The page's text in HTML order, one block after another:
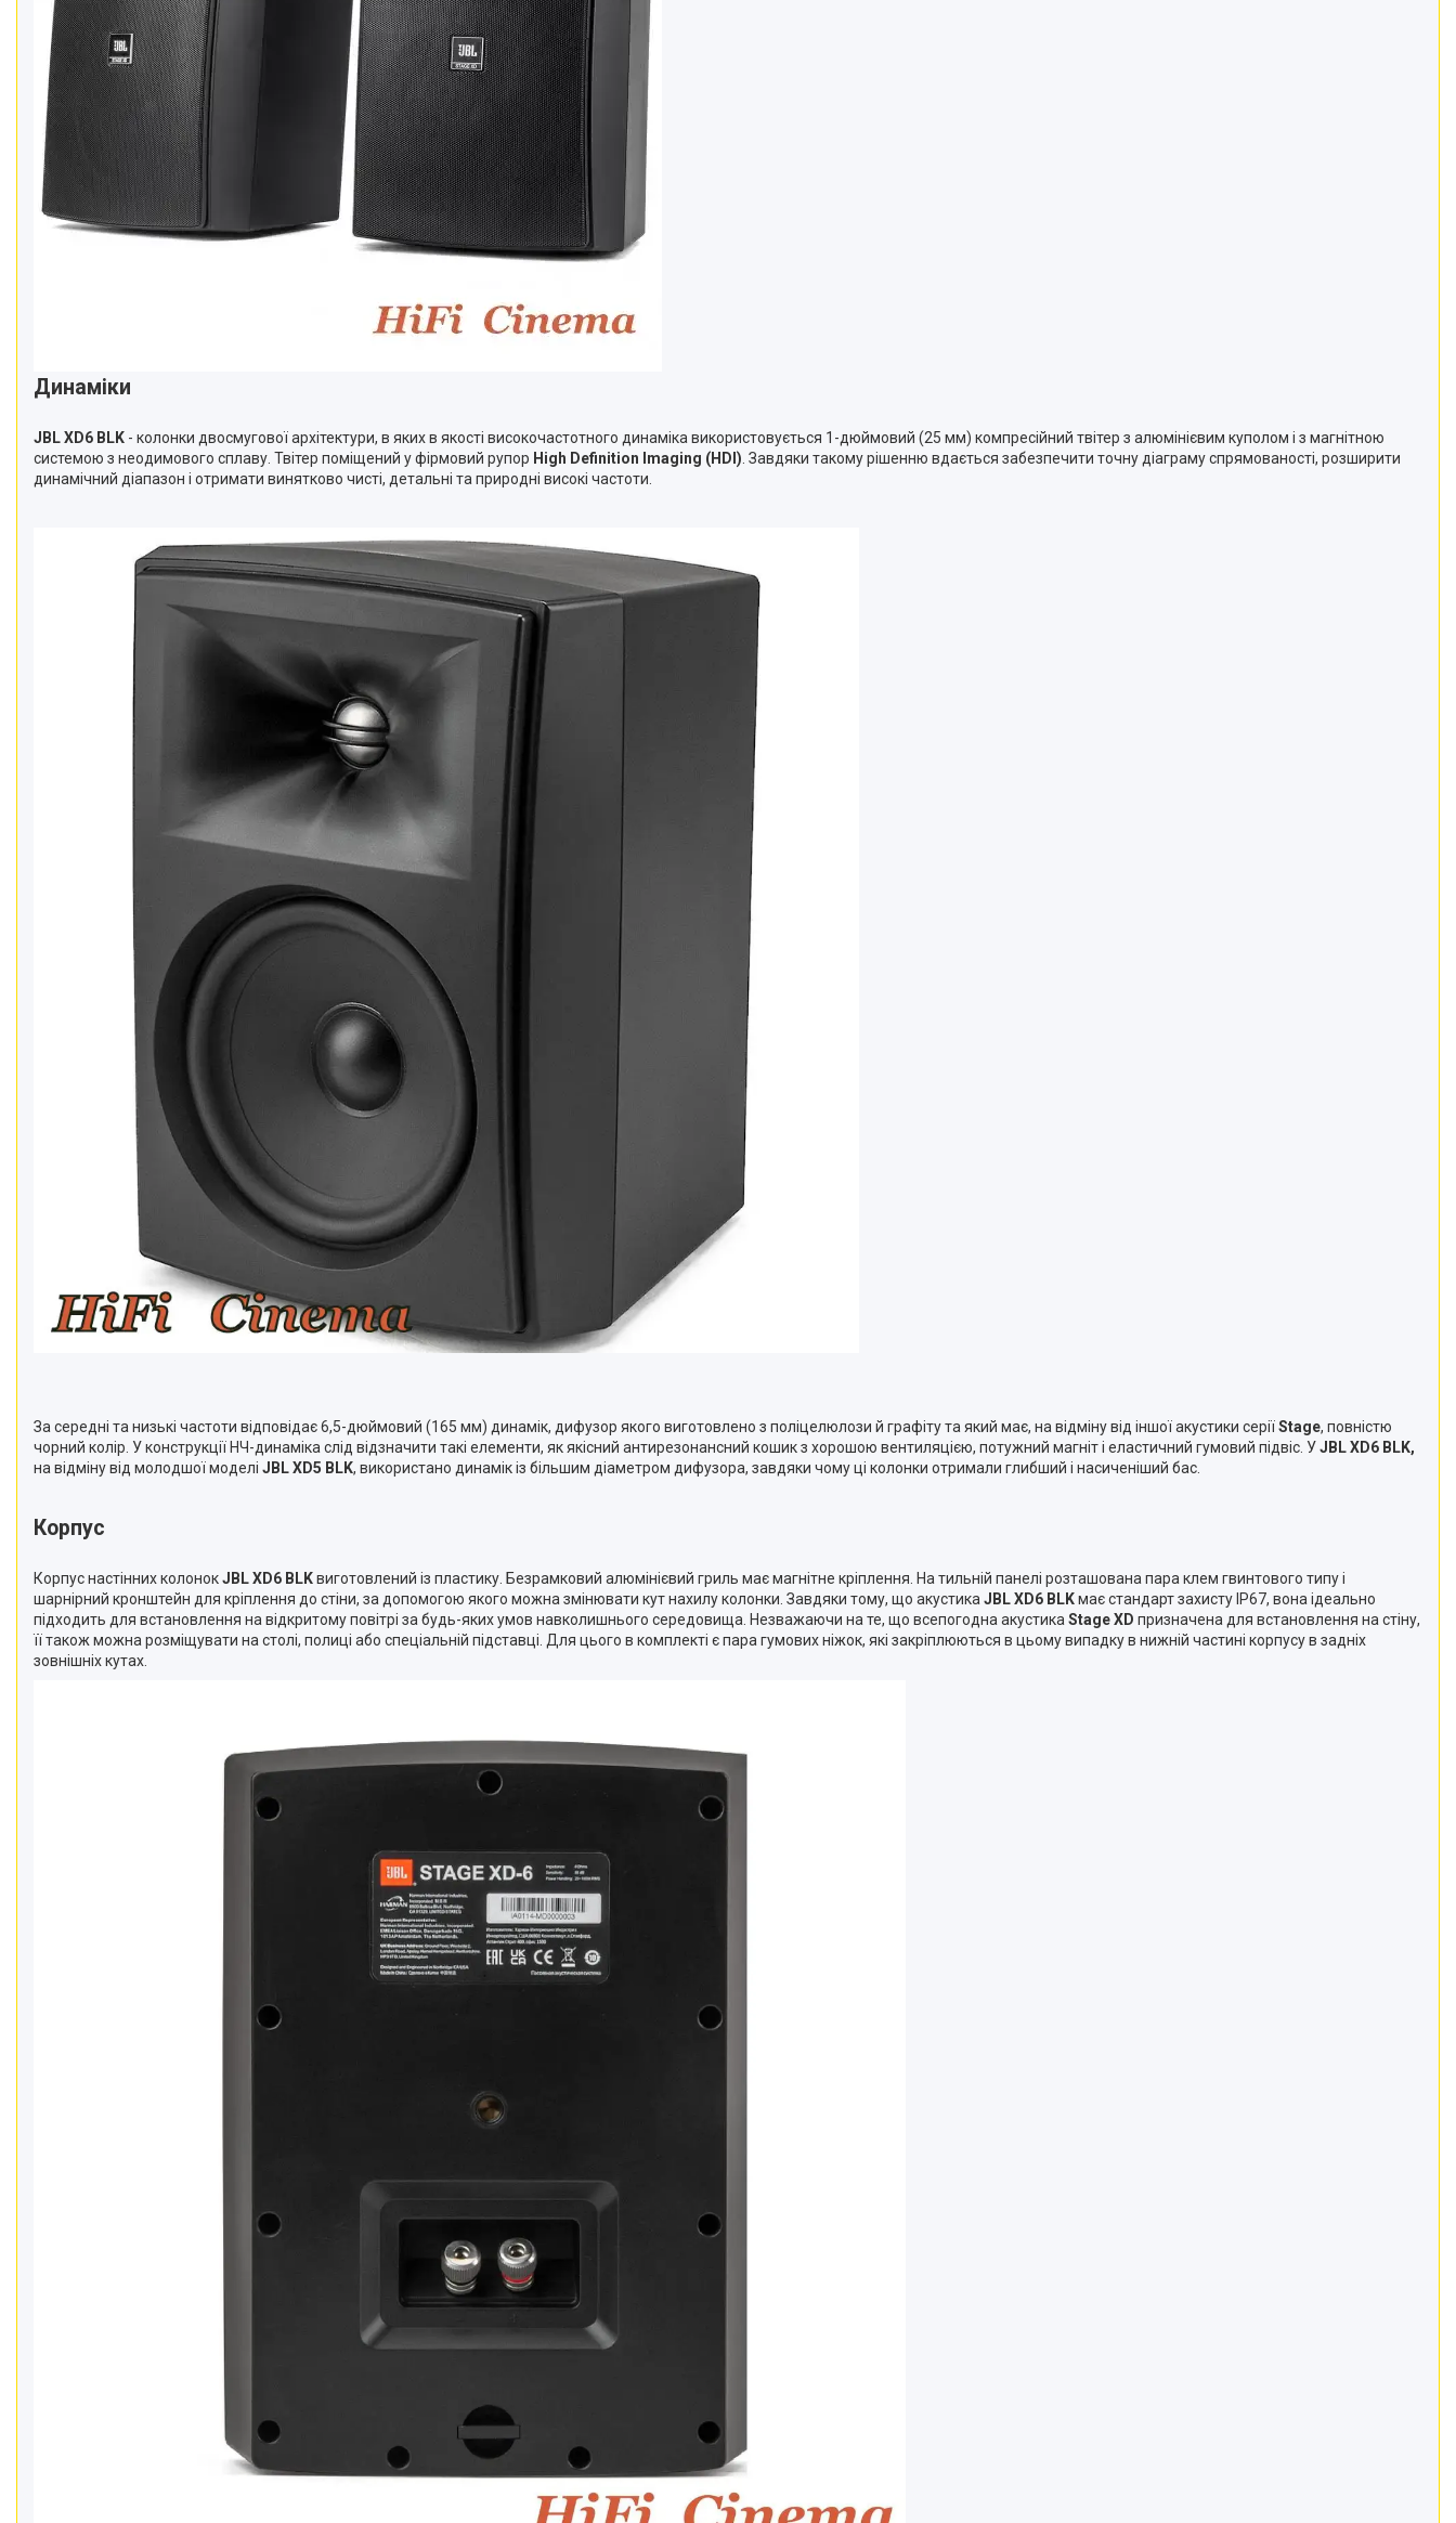
Динаміки
JBL XD6 BLK - колонки двосмугової архітектури, в яких в якості високочастотного динаміка використовується 1-дюймовий (25 мм) компресійний твітер з алюмінієвим куполом і з магнітною
системою з неодимового сплаву. Твітер поміщений у фірмовий рупор High Definition Imaging (HDI) . Завдяки такому рішенню вдається забезпечити точну діаграму спрямованості, розширити
динамічний діапазон і отримати винятково чисті, детальні та природні високі частоти.
За середні та низькі частоти відповідає 6,5-дюймовий (165 мм) динамік, дифузор якого виготовлено з поліцелюлози й графіту та який має, на відміну від іншої акустики серіїStage, повністю
чорний колір. У конструкції НЧ-динаміка слід відзначити такі елементи, як якісний антирезонансний кошик з хорошою вентиляцією, потужний магніт і еластичний гумовий підвіс. УJBL XD6 BLK,
на відміну від молодшої моделі JBL XD5 BLK, використано динамік із більшим діаметром дифузора, завдяки чому ці колонки отримали глибший і насиченіший бас.
Корпус
Корпус настінних колонокJBL XD6 BLKвиготовлений із пластику. Безрамковий алюмінієвий гриль має магнітне кріплення. На тильній панелі розташована пара клем гвинтового типу і
шарнірний кронштейн для кріплення до стіни, за допомогою якого можна змінювати кут нахилу колонки. Завдяки тому, що акустика JBL XD6 BLKмає стандарт захисту IP67, вона ідеально
підходить для встановлення на відкритому повітрі за будь-яких умов навколишнього середовища. Незважаючи на те, що всепогодна акустика Stage XD призначена для встановлення на стіну,
її також можна розміщувати на столі, полиці або спеціальній підставці. Для цього в комплекті є пара гумових ніжок, які закріплюються в цьому випадку в нижній частині корпусу в задніх
зовнішніх кутах.